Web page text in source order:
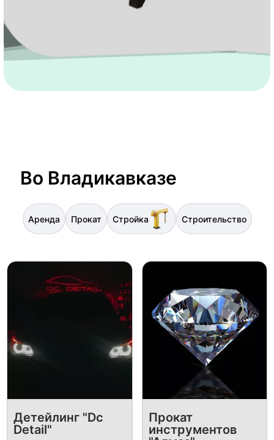
Во Владикавказе
Аренда Прокат Стройка Строительство
Детейлинг "Dc
Detail"
Прокат
инструментов